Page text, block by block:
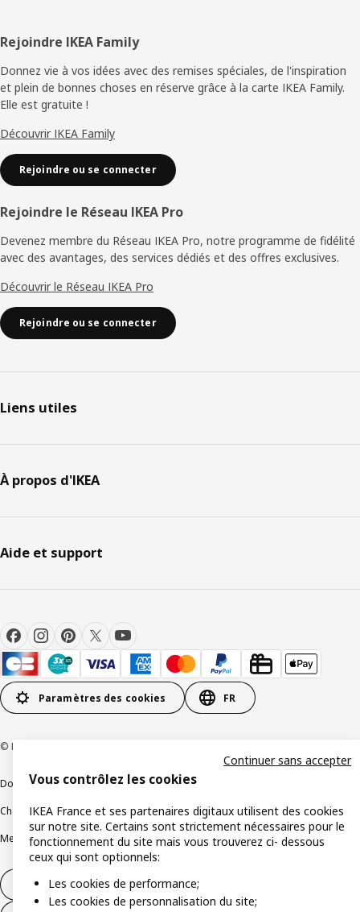
Pied
de
page
Rejoindre IKEA Family
Donnez vie à vos idées avec des remises spéciales, de l'inspiration
et plein de bonnes choses en réserve grâce à la carte IKEA Family.
Elle est gratuite !
Découvrir IKEA Family
Rejoindre ou se connecter
Rejoindre le Réseau IKEA Pro
Devenez membre du Réseau IKEA Pro, notre programme de fidélité
avec des avantages, des services dédiés et des offres exclusives.
Découvrir le Réseau IKEA Pro
Rejoindre ou se connecter
Liens utiles
À propos d'IKEA
Aide et support
Paramètres des cookies FR
© Inter IKEA Systems B.V 1999-2026
Documents juridiques et informations légales
Charte de protection des donnéesPolitique relative aux cookies
Mentions légalesAlertes fraudeRappel produitAccessibilité : non conforme
Formulaire de rétractation – produits
Vous contrôlez les cookies
IKEA France et ses partenaires digitaux utilisent des cookies
sur notre site. Certains sont strictement nécessaires pour le
fonctionnement du site mais vous trouverez ci- dessous
ceux qui sont optionnels:
Les cookies de performance;
Les cookies de personnalisation du site;
Continuer sans accepter